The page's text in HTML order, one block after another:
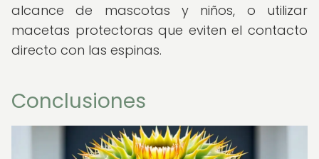
alcance de mascotas y niños, o utilizar
macetas protectoras que eviten el contacto
directo con las espinas.
Conclusiones